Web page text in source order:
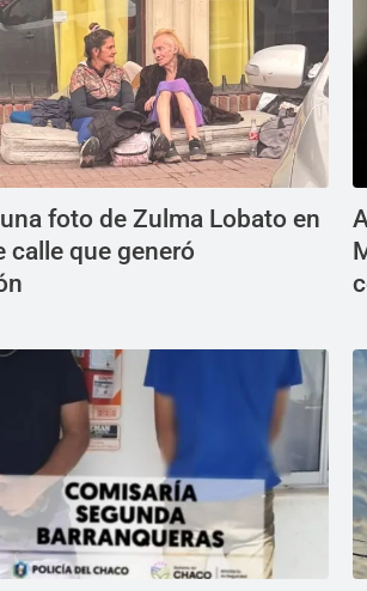
foto de Zulma Lobato en
calle que generó